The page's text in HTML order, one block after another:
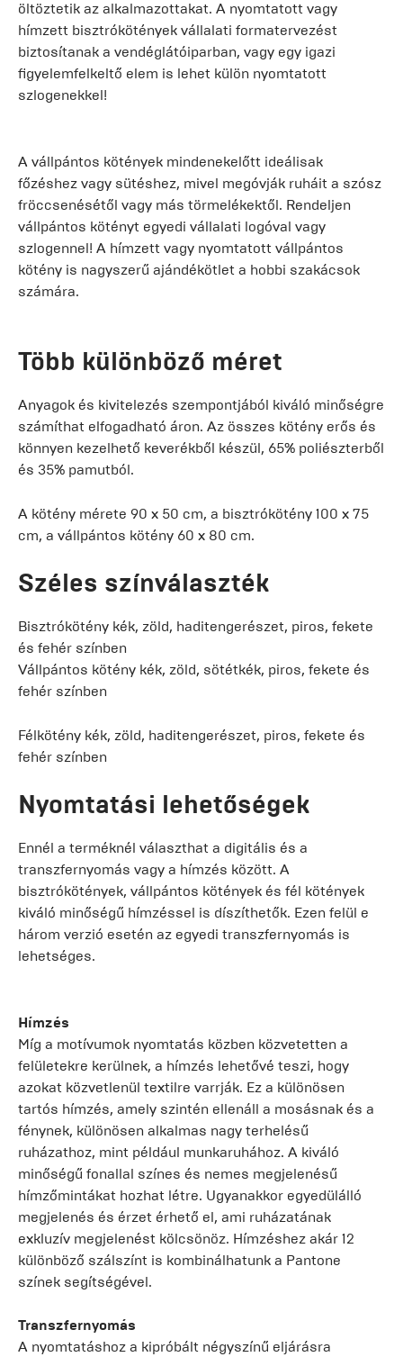
öltöztetik az alkalmazottakat. A nyomtatott vagy
hímzett bisztrókötények vállalati formatervezést
biztosítanak a vendéglátóiparban, vagy egy igazi
figyelemfelkeltő elem is lehet külön nyomtatott
szlogenekkel!
A vállpántos kötények mindenekelőtt ideálisak
főzéshez vagy sütéshez, mivel megóvják ruháit a szósz
fröccsenésétől vagy más törmelékektől. Rendeljen
vállpántos kötényt egyedi vállalati logóval vagy
szlogennel! A hímzett vagy nyomtatott vállpántos
kötény is nagyszerű ajándékötlet a hobbi szakácsok
számára.
Több különböző méret
Anyagok és kivitelezés szempontjából kiváló minőségre
számíthat elfogadható áron. Az összes kötény erős és
könnyen kezelhető keverékből készül, 65% poliészterből
és 35% pamutból.
A kötény mérete 90 x 50 cm, a bisztrókötény 100 x 75
cm, a vállpántos kötény 60 x 80 cm.
Széles színválaszték
Bisztrókötény kék, zöld, haditengerészet, piros, fekete
és fehér színben
Vállpántos kötény kék, zöld, sötétkék, piros, fekete és
fehér színben
Félkötény kék, zöld, haditengerészet, piros, fekete és
fehér színben
Nyomtatási lehetőségek
Ennél a terméknél választhat a digitális és a
transzfernyomás vagy a hímzés között. A
bisztrókötények, vállpántos kötények és fél kötények
kiváló minőségű hímzéssel is díszíthetők. Ezen felül e
három verzió esetén az egyedi transzfernyomás is
lehetséges.
Hímzés
Míg a motívumok nyomtatás közben közvetetten a
felületekre kerülnek, a hímzés lehetővé teszi, hogy
azokat közvetlenül textilre varrják. Ez a különösen
tartós hímzés, amely szintén ellenáll a mosásnak és a
fénynek, különösen alkalmas nagy terhelésű
ruházathoz, mint például munkaruhához. A kiváló
minőségű fonallal színes és nemes megjelenésű
hímzőmintákat hozhat létre. Ugyanakkor egyedülálló
megjelenés és érzet érhető el, ami ruházatának
exkluzív megjelenést kölcsönöz. Hímzéshez akár 12
különböző szálszínt is kombinálhatunk a Pantone
színek segítségével.
Transzfernyomás
A nyomtatáshoz a kipróbált négyszínű eljárásra